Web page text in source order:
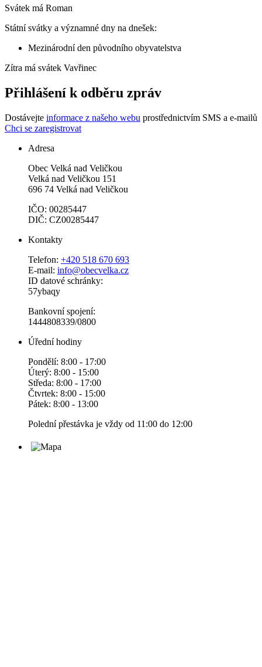
Svátek má Roman
Státní svátky a významné dny na dnešek:
Mezinárodní den původního obyvatelstva
Zítra má svátek Vavřinec
Přihlášení k odběru zpráv
Dostávejte informace z našeho webu prostřednictvím SMS a e-mailů
Chci se zaregistrovat
Adresa
Obec Velká nad Veličkou
Velká nad Veličkou 151
696 74 Velká nad Veličkou
IČO: 00285447
DIČ: CZ00285447
Kontakty
Telefon: +420 518 670 693
E-mail: info@obecvelka.cz
ID datové schránky:
57ybaqy
Bankovní spojení:
1444808339/0800
Úřední hodiny
Pondělí: 8:00 - 17:00
Úterý: 8:00 - 15:00
Středa: 8:00 - 17:00
Čtvrtek: 8:00 - 15:00
Pátek: 8:00 - 13:00
Polední přestávka je vždy od 11:00 do 12:00